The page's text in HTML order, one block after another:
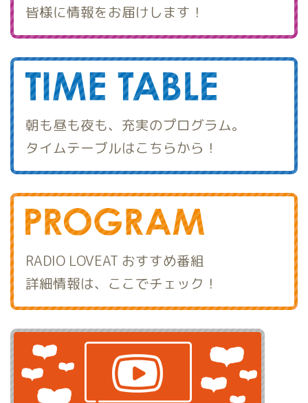
皆様に情報をお届けします！
朝も昼も夜も、充実のプログラム。
タイムテーブルはこちらから！
RADIO LOVEAT おすすめ番組
詳細情報は、ここでチェック！